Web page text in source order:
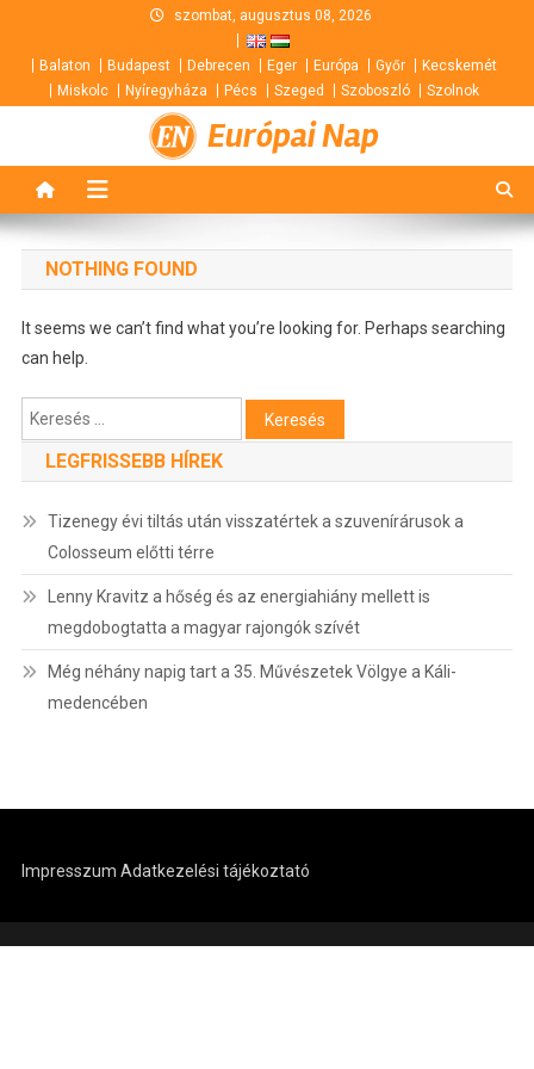
content
szombat, augusztus 08, 2026
Balaton Budapest Debrecen Eger Európa Győr
Kecskemét
Miskolc
Nyíregyháza Pécs Szeged Szoboszló Szolnok
Európai Nap
NOTHING FOUND
It seems we can’t find what you’re looking for. Perhaps searching
can help.
Keresés:
LEGFRISSEBB HÍREK
Tizenegy évi tiltás után visszatértek a szuvenírárusok a
Colosseum előtti térre
Lenny Kravitz a hőség és az energiahiány mellett is
megdobogtatta a magyar rajongók szívét
Még néhány napig tart a 35. Művészetek Völgye a Káli-
medencében
Impresszum Adatkezelési tájékoztató